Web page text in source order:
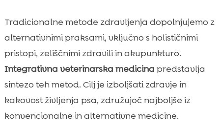
Tradicionalne metode zdravljenja dopolnjujemo z
alternativnimi praksami, vključno s holističnimi
pristopi, zeliščnimi zdravili in akupunkturo.
Integrativna veterinarska medicina predstavlja
sintezo teh metod. Cilj je izboljšati zdravje in
kakovost življenja psa, združujoč najboljše iz
konvencionalne in alternativne medicine.